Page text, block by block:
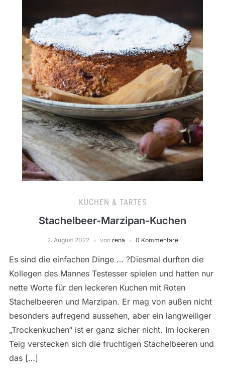
KUCHEN & TARTES
Stachelbeer-Marzipan-Kuchen
2. August 2022 von rena 0 Kommentare
Es sind die einfachen Dinge … ?Diesmal durften die
Kollegen des Mannes Testesser spielen und hatten nur
nette Worte für den leckeren Kuchen mit Roten
Stachelbeeren und Marzipan. Er mag von außen nicht
besonders aufregend aussehen, aber ein langweiliger
„Trockenkuchen“ ist er ganz sicher nicht. Im lockeren
Teig verstecken sich die fruchtigen Stachelbeeren und
das […]